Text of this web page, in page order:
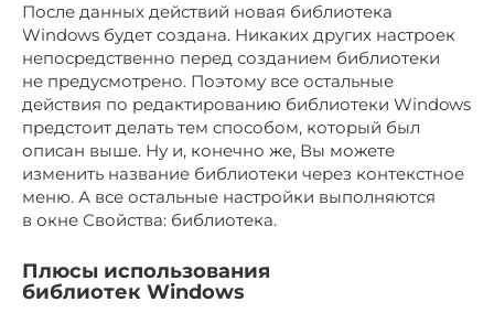
После данных действий новая библиотека
Windows будет создана. Никаких других настроек
непосредственно перед созданием библиотеки
не предусмотрено. Поэтому все остальные
действия по редактированию библиотеки Windows
предстоит делать тем способом, который был
описан выше. Ну и, конечно же, Вы можете
изменить название библиотеки через контекстное
меню. А все остальные настройки выполняются
в окне Свойства: библиотека.
Плюсы использования
библиотек Windows